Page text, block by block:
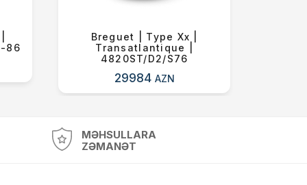
86
Breguet | Type Xx |
Transatlantique |
4820ST/D2/S76
29984 AZN
MƏHSULLARA
ZƏMANƏT